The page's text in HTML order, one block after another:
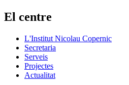
El centre
L'Institut Nicolau Copernic
Secretaria
Serveis
Projectes
Actualitat